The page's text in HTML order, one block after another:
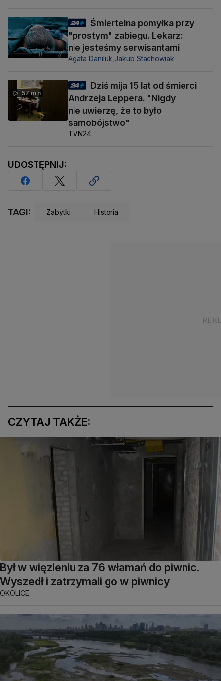
Śmiertelna pomyłka przy
"prostym" zabiegu. Lekarz:
nie jesteśmy serwisantami
Agata Daniluk, Jakub Stachowiak
57 min
Dziś mija 15 lat od śmierci
Andrzeja Leppera. "Nigdy
nie uwierzę, że to było
samobójstwo"
TVN24
UDOSTĘPNIJ:
TAGI: Zabytki Historia
CZYTAJ TAKŻE:
Był w więzieniu za 76 włamań do piwnic.
Wyszedł i zatrzymali go w piwnicy
OKOLICE